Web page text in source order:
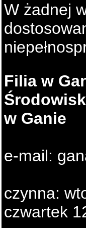
W żadnej
Filia w
w Ganie
e-mail:
czynna:
czwartek